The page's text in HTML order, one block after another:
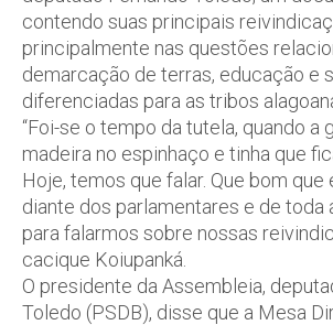
contendo suas principais
principalmente nas questões
demarcação de terras, educação e
diferenciadas para as tribos
“Foi-se o tempo da tutela, quando a
madeira no espinhaço e tinha que
Hoje, temos que falar. Que bom que
diante dos parlamentares e de toda
para falarmos sobre nossas
cacique Koiupanká.
O presidente da Assembleia,
Toledo (PSDB), disse que a Mesa